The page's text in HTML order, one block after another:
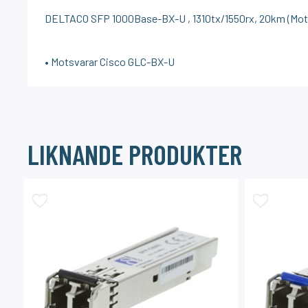
DELTACO SFP 1000Base-BX-U , 1310tx/1550rx, 20km
• Motsvarar Cisco GLC-BX-U
LIKNANDE PRODUKTER